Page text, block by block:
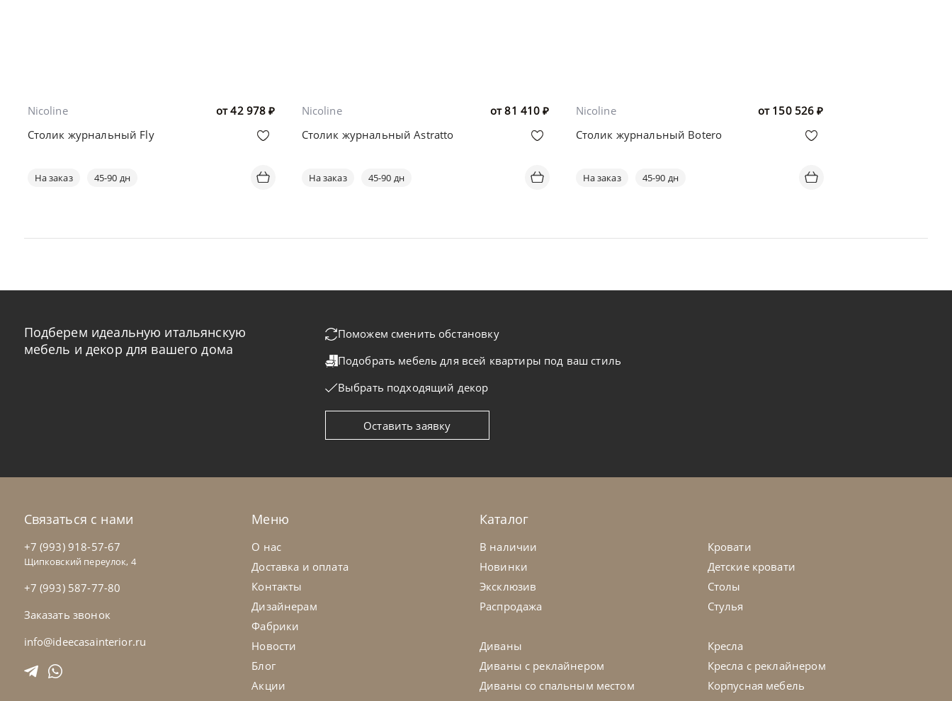
от42 978 ₽
Nicoline
Столик журнальный Fly
На заказ 45-90 дн
от81 410 ₽
Nicoline
Столик журнальный Astratto
На заказ 45-90 дн
от 150 526 ₽
Nicoline
Столик журнальный Botero
На заказ 45-90 дн
Подберем идеальную итальянскую
мебель и декор для вашего дома
Поможем сменить обстановку
Подобрать мебель для всей квартиры под ваш стиль
Выбрать подходящий декор
Оставить заявку
Связаться с нами
+7 (993) 918-57-67
Щипковский переулок, 4
+7 (993) 587-77-80
Заказать звонок
info@ideecasainterior.ru
Меню
О нас
Доставка и оплата
Контакты
Дизайнерам
Фабрики
Новости
Блог
Акции
Каталог
В наличии
Новинки
Эксклюзив
Распродажа
Диваны
Диваны с реклайнером
Диваны со спальным местом
Кровати
Детские кровати
Столы
Стулья
Кресла
Кресла с реклайнером
Корпусная мебель